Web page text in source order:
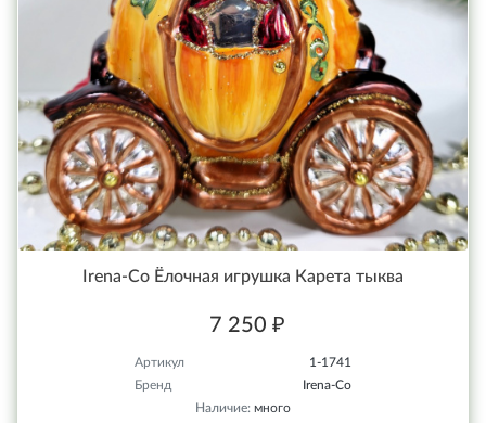
Irena-Co Ёлочная игрушка Карета тыква
7 250 ₽
Артикул
1-1741
Бренд
Irena-Co
Наличие: много